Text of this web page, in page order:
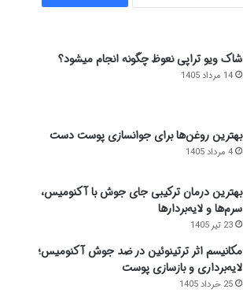
شاک ویو تراپی نعوظ چگونه انجام میشود؟
14 مرداد 1405
بهترین روغن‌ها برای جوانسازی پوست دست
4 مرداد 1405
بهترین درمان ترکیبی جای جوش با آکنومیس،
سرم‌ها و لایه‌بردارها
23 تیر 1405
مکانیسم اثر ترتینوئین در ضد جوش آکنومیس؛
لایه‌برداری و بازسازی پوست
25 خرداد 1405